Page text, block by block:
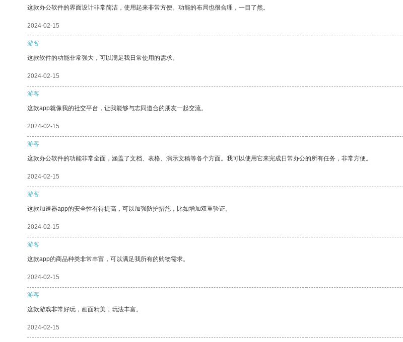
这款办公软件的界面设计非常简洁，使用起来非常方便。功能的布局也很合理，一目了然。
2024-02-15
游客
这款软件的功能非常强大，可以满足我日常使用的需求。
2024-02-15
游客
这款app就像我的社交平台，让我能够与志同道合的朋友一起交流。
2024-02-15
游客
这款办公软件的功能非常全面，涵盖了文档、表格、演示文稿等各个方面。我可以使用它来完成日常办公的所有任务，非常方便。
2024-02-15
游客
这款加速器app的安全性有待提高，可以加强防护措施，比如增加双重验证。
2024-02-15
游客
这款app的商品种类非常丰富，可以满足我所有的购物需求。
2024-02-15
游客
这款游戏非常好玩，画面精美，玩法丰富。
2024-02-15